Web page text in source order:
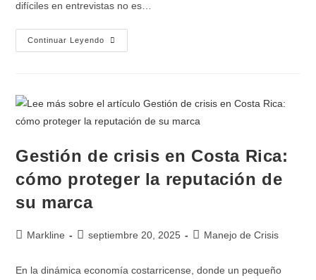
difíciles en entrevistas no es…
Continuar Leyendo
Gestión de crisis en Costa Rica:
cómo proteger la reputación de
su marca
Markline septiembre 20, 2025 Manejo de Crisis
En la dinámica economía costarricense, donde un pequeño